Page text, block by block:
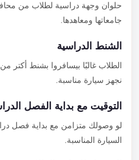
حلوان وجهة دراسية لطلاب من
جامعاتها ومعاهدها.
الشنط الدراسية
الطلاب غالبًا بيسافروا بشنط أكتر من
نجهز سيارة مناسبة.
التوقيت مع بداية الفصل
لو وصولك متزامن مع بداية فصل
السيارة المناسبة.